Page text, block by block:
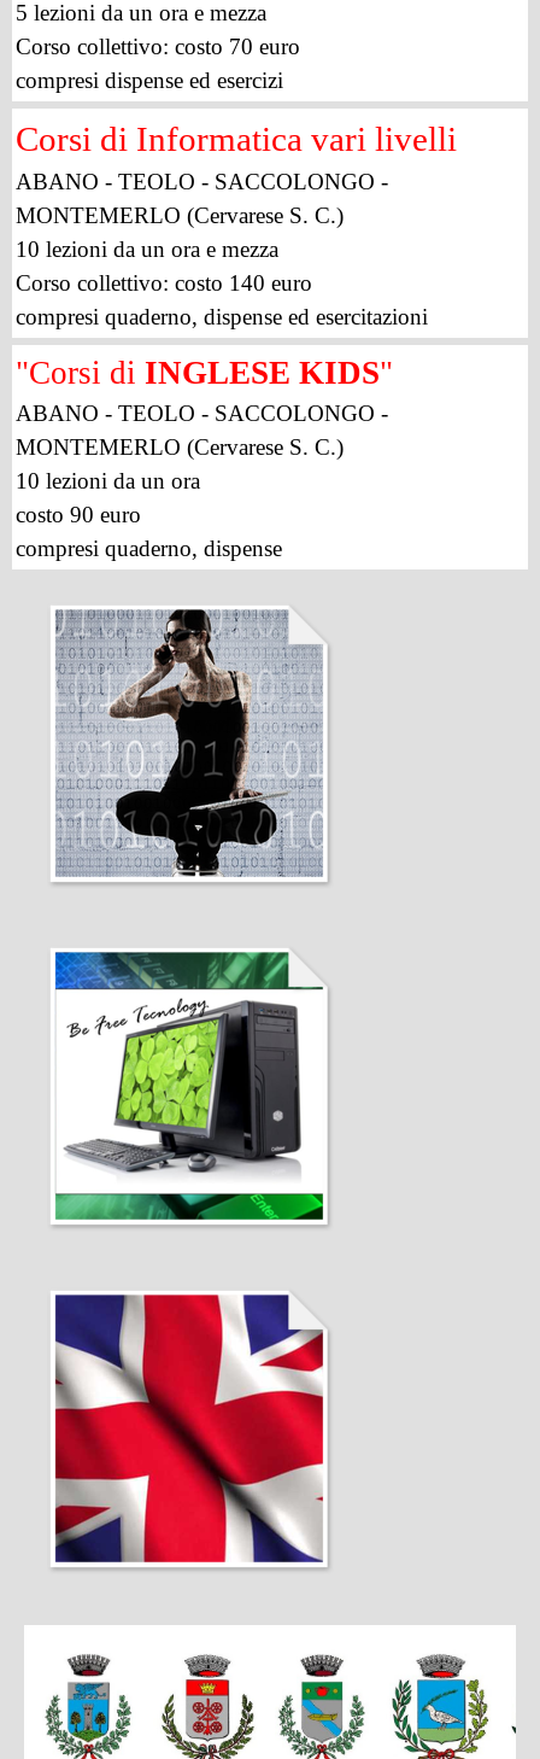
5 lezioni da un ora e mezza
Corso collettivo: costo 70 euro
compresi dispense ed esercizi
Corsi di Informatica vari livelli
ABANO - TEOLO - SACCOLONGO -
MONTEMERLO (Cervarese S. C.)
10 lezioni da un ora e mezza
Corso collettivo: costo 140 euro
compresi quaderno, dispense ed esercitazioni
"Corsi di INGLESE KIDS"
ABANO - TEOLO - SACCOLONGO -
MONTEMERLO (Cervarese S. C.)
10 lezioni da un ora
costo 90 euro
compresi quaderno, dispense